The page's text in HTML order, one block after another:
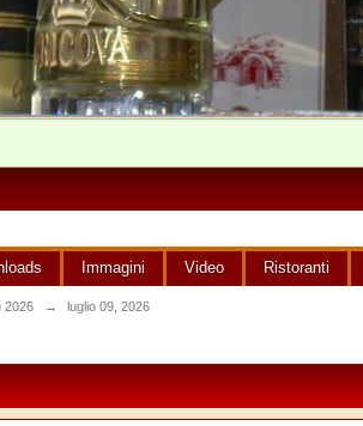
Immagini Video Ristoranti
2026 → luglio 09, 2026